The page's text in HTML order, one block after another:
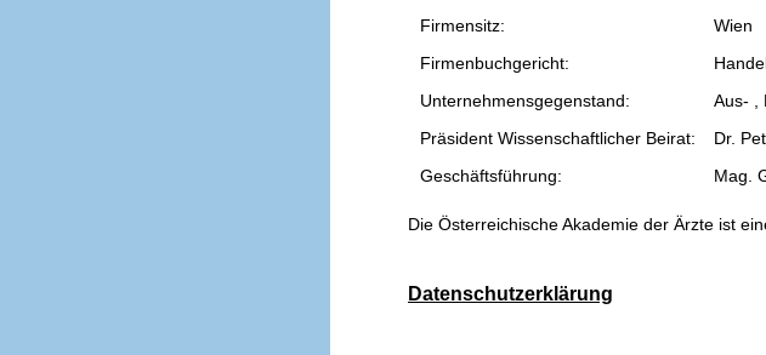
Firmensitz:
Wien
Firmenbuchgericht:
Unternehmensgegenstand:
Aus- ,
Präsident Wissenschaftlicher Beirat:
Dr.
Geschäftsführung:
Mag.
Die Österreichische Akademie der Ärzte ist
Datenschutzerklärung